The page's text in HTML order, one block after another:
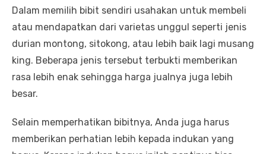
Dalam memilih bibit sendiri usahakan untuk membeli
atau mendapatkan dari varietas unggul seperti jenis
durian montong, sitokong, atau lebih baik lagi musang
king. Beberapa jenis tersebut terbukti memberikan
rasa lebih enak sehingga harga jualnya juga lebih
besar.
Selain memperhatikan bibitnya, Anda juga harus
memberikan perhatian lebih kepada indukan yang